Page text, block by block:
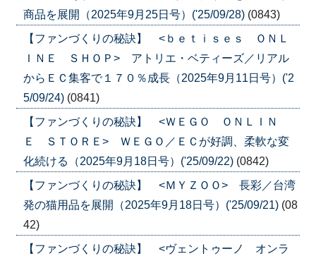
商品を展開（2025年9月25日号）('25/09/28) (0843)
【ファンづくりの秘訣】 <ｂｅｔｉｓｅｓ ＯＮＬ
ＩＮＥ ＳＨＯＰ> アトリエ・ベティーズ／リアル
からＥＣ集客で１７０％成長（2025年9月11日号）('2
5/09/24) (0841)
【ファンづくりの秘訣】 <ＷＥＧＯ ＯＮＬＩＮ
Ｅ ＳＴＯＲＥ> ＷＥＧＯ／ＥＣが好調、柔軟な変
化続ける（2025年9月18日号）('25/09/22) (0842)
【ファンづくりの秘訣】 <ＭＹＺＯＯ> 長彩／台湾
発の猫用品を展開（2025年9月18日号）('25/09/21) (08
42)
【ファンづくりの秘訣】 <ヴェントゥーノ オンラ